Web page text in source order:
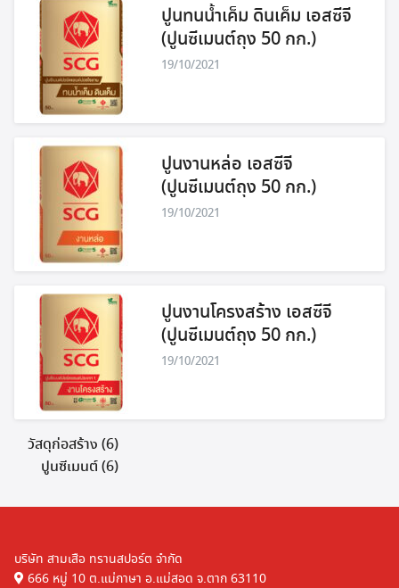
for:
ปูนทนน้ำเค็ม ดินเค็ม เอสซีจี
(ปูนซีเมนต์ถุง 50 กก.)
19/10/2021
ปูนงานหล่อ เอสซีจี
(ปูนซีเมนต์ถุง 50 กก.)
19/10/2021
ปูนงานโครงสร้าง เอสซีจี
(ปูนซีเมนต์ถุง 50 กก.)
19/10/2021
วัสดุก่อสร้าง (6)
ปูนซีเมนต์(6)
บริษัท สามเสือ ทรานสปอร์ต จำกัด
666 หมู่ 10 ต.แม่กาษา อ.แม่สอด จ.ตาก 63110